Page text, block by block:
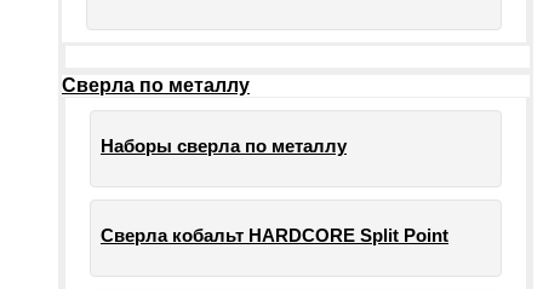
Сверла по металлу
Наборы сверла по металлу
Сверла кобальт HARDCORE Split Point